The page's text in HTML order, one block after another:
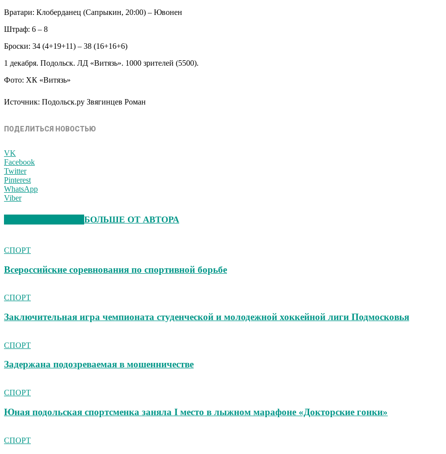
Вратари: Клоберданец (Сапрыкин, 20:00) – Ювонен
Штраф: 6 – 8
Броски: 34 (4+19+11) – 38 (16+16+6)
1 декабря. Подольск. ЛД «Витязь». 1000 зрителей (5500).
Фото: ХК «Витязь»
Источник: Подольск.ру Звягинцев Роман
ПОДЕЛИТЬСЯ НОВОСТЬЮ
VK
Facebook
Twitter
Pinterest
WhatsApp
Viber
БОЛЬШЕ ОТ АВТОРА
СПОРТ
Всероссийские соревнования по спортивной борьбе
СПОРТ
Заключительная игра чемпионата студенческой и молодежной хоккейной лиги Подмосковья
СПОРТ
Задержана подозреваемая в мошенничестве
СПОРТ
Юная подольская спортсменка заняла I место в лыжном марафоне «Докторские гонки»
СПОРТ